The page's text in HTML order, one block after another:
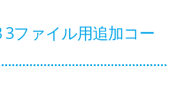
3ファイル用追加コー